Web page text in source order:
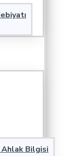
Ahlak Bilgisi